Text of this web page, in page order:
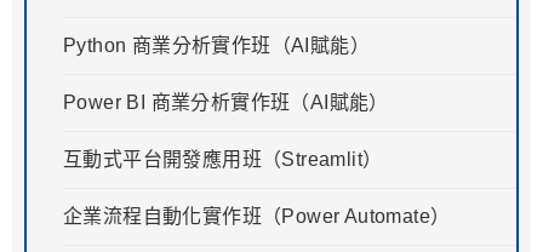
Python 商業分析實作班（AI賦能）
Power BI 商業分析實作班（AI賦能）
互動式平台開發應用班（Streamlit）
企業流程自動化實作班（Power Automate）